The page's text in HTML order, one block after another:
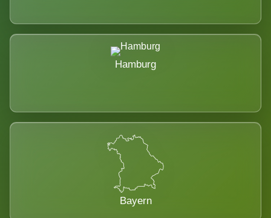
Hamburg
Bayern